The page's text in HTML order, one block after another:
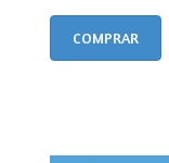
COMPRAR